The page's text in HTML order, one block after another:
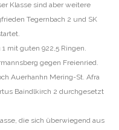
Klasse sind aber weitere
Tegernbach 2 und SK
mit guten 922,5 Ringen.
gegen Freienried.
Auerhanhn Mering-St. Afra
Baindlkirch 2 durchgesetzt
die sich überwiegend aus